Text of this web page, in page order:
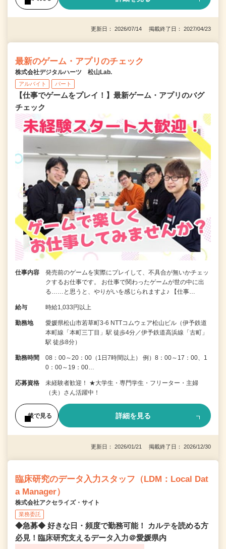
更新日： 2026/07/14 掲載終了日： 2027/04/23
最新のゲーム・アプリのチェック
株式会社デジタルハーツ 松山Lab.
アルバイト パート
【仕事でゲームをプレイ！】最新ゲーム・アプリのバグ
チェック
仕事内容
発売前のゲームを実際にプレイして、不具合が無いかチェッ
クするお仕事です。 お仕事で関わったゲームが世の中に出
る……と思うと、やりがいを感じられますよ♪ 【仕事…
給与 時給1,033円以上
勤務地
愛媛県松山市若草町3-6 NTTコムウェア松山ビル（伊予鉄道
本町線「本町三丁目」駅 徒歩4分／伊予鉄道高浜線「古町」
駅 徒歩8分）
勤務時間
08：00～20：00（1日7時間以上） 例）8：00～17：00、1
0：00～19：00…
応募資格
未経験者歓迎！ ★大学生・専門学生・フリーター・主婦
（夫）さん活躍中！
後で見る 詳細を見る
更新日： 2026/01/21 掲載終了日： 2026/12/30
臨床研究のデータ入力スタッフ（LDM：Local Dat
a Manager）
株式会社アクセライズ・サイト
業務委託
◆急募◆ 好きな日・頻度で勤務可能！ カルテを読める方
必見！臨床研究支えるデータ入力＠愛媛県内